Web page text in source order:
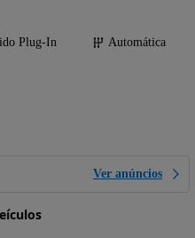
Plug-In
Automática
Ver anúncios